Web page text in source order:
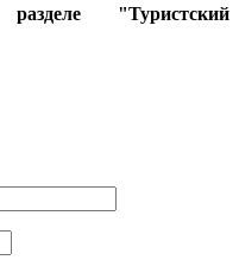
"Туристский